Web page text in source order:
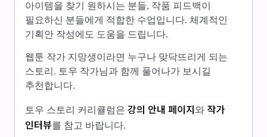
아이템을 찾기 원하시는 분들, 작품 피드백이
필요하신 분들에게 적합한 수업입니다. 체계적인
기획안 작성에도 도움을 드립니다.
웹툰 작가 지망생이라면 누구나 맞닥뜨리게 되는
스토리. 토우 작가님과 함께 풀어나가 보시길
추천합니다.
토우 스토리 커리큘럼은 강의 안내 페이지와 작가
인터뷰를 참고 바랍니다.